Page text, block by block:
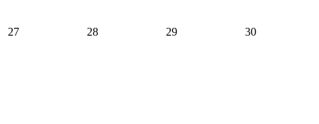
27 28 29 30